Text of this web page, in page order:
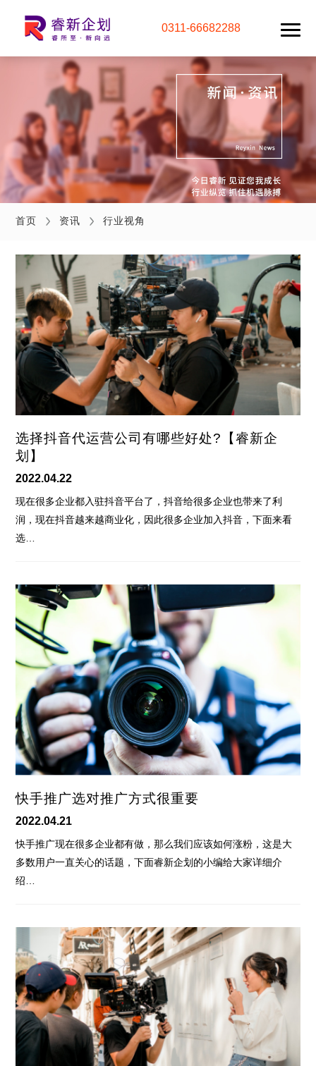
0311-66682288
首页 资讯 行业视角
选择抖音代运营公司有哪些好处?【睿新企
划】
2022.04.22
现在很多企业都入驻抖音平台了，抖音给很多企业也带来了利
润，现在抖音越来越商业化，因此很多企业加入抖音，下面来看
选…
快手推广选对推广方式很重要
2022.04.21
快手推广现在很多企业都有做，那么我们应该如何涨粉，这是大
多数用户一直关心的话题，下面睿新企划的小编给大家详细介
绍…